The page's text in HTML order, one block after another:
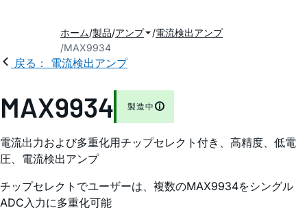
ホーム 製品 アンプ
電流検出アンプ
MAX9934
戻る： 電流検出アンプ
MAX9934 製造中
電流出力および多重化用チップセレクト付き、高精度、低電
圧、電流検出アンプ
チップセレクトでユーザーは、複数のMAX9934をシングル
ADC入力に多重化可能